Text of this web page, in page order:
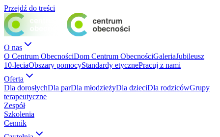
Przejdź do treści
O nas
O Centrum ObecnościDom Centrum ObecnościGaleriaJubileusz
10-leciaObszary pomocyStandardy etycznePracuj z nami
Oferta
Dla dorosłychDla parDla młodzieżyDla dzieciDla rodzicówGrupy
terapeutyczne
Zespół
Szkolenia
Cennik